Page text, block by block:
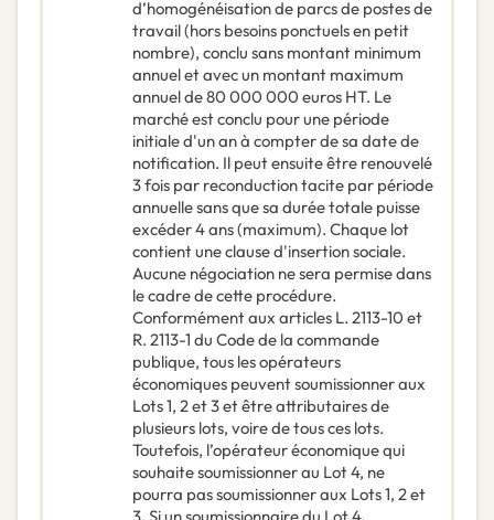
d’homogénéisation de parcs de postes de
travail (hors besoins ponctuels en petit
nombre), conclu sans montant minimum
annuel et avec un montant maximum
annuel de 80 000 000 euros HT. Le
marché est conclu pour une période
initiale d'un an à compter de sa date de
notification. Il peut ensuite être renouvelé
3 fois par reconduction tacite par période
annuelle sans que sa durée totale puisse
excéder 4 ans (maximum). Chaque lot
contient une clause d'insertion sociale.
Aucune négociation ne sera permise dans
le cadre de cette procédure.
Conformément aux articles L. 2113-10 et
R. 2113-1 du Code de la commande
publique, tous les opérateurs
économiques peuvent soumissionner aux
Lots 1, 2 et 3 et être attributaires de
plusieurs lots, voire de tous ces lots.
Toutefois, l’opérateur économique qui
souhaite soumissionner au Lot 4, ne
pourra pas soumissionner aux Lots 1, 2 et